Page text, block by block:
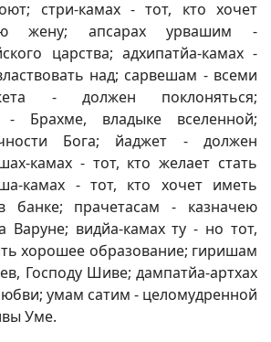
стри-камах - тот, кто хочет
жену; апсарах урвашим -
царства; адхипатйа-камах -
над; сарвешам - всеми
- должен поклоняться;
- Брахме, владыке вселенной;
Бога; йаджет - должен
камах - тот, кто желает стать
камах - тот, кто хочет иметь
банке; прачетасам - казначею
Варуне; видйа-камах ту - но тот,
хорошее образование; гиришам
Господу Шиве; дампатйа-артхах
умам сатим - целомудренной
Уме.